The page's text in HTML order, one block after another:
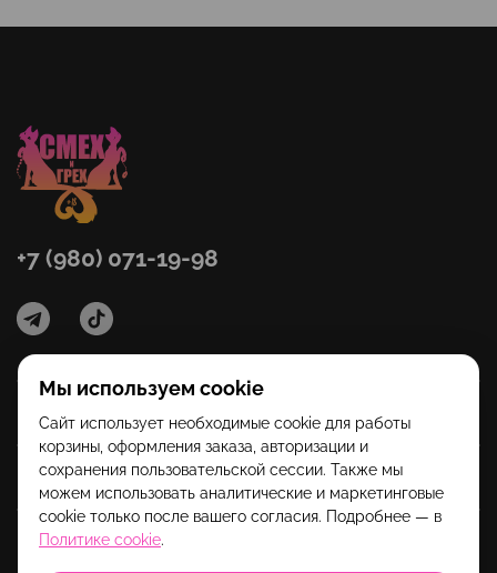
Категории
Помощь
Информация
+7 (980) 071-19-98
Мы используем cookie
Сайт использует необходимые cookie для работы
корзины, оформления заказа, авторизации и
сохранения пользовательской сессии. Также мы
можем использовать аналитические и маркетинговые
cookie только после вашего согласия. Подробнее — в
Политике cookie.